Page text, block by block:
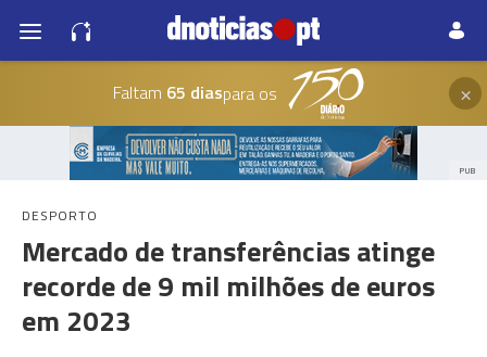
Faltam 65 diaspara os ×
PUB
DESPORTO
Mercado de transferências atinge
recorde de 9 mil milhões de euros
em 2023